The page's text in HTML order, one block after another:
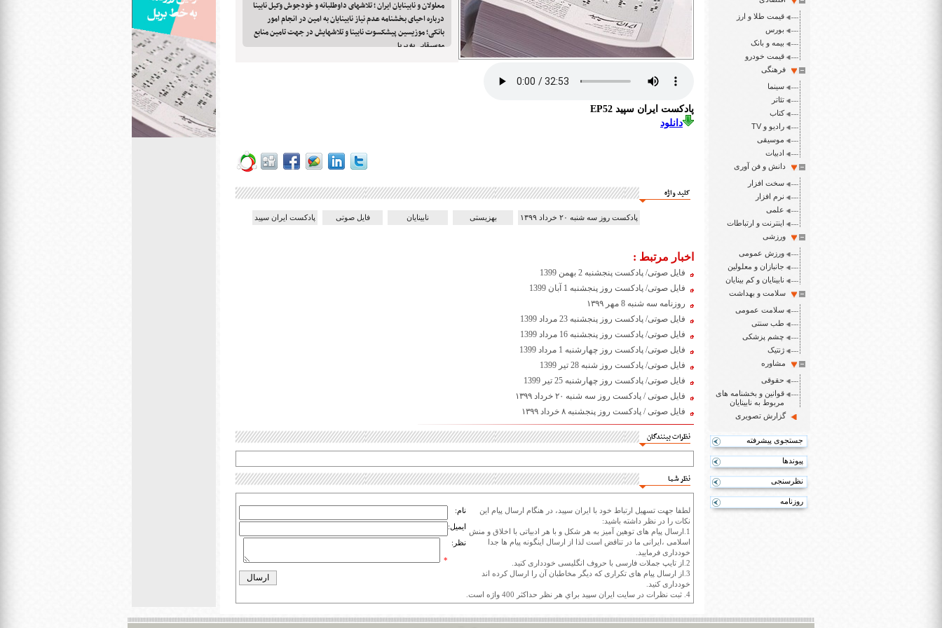
قیمت طلا و ارز
بورس
بیمه و بانک
قیمت خودرو
فرهنگی
سینما
تئاتر
کتاب
رادیو و TV
موسیقی
ادبیات
دانش و فن آوری
سخت افزار
نرم افزار
علمی
اینترنت و ارتباطات
ورزشی
ورزش عمومی
جانبازان و معلولین
نابینایان و کم بینایان
سلامت و بهداشت
سلامت عمومی
طب سنتی
چشم پزشکی
ژنتیک
مشاوره
حقوقی
قوانین و بخشنامه های
مربوط به نابینایان
گزارش تصویری
جستجوی پیشرفته
پیوندها
نظرسنجی
روزنامه
معلولان و نابینایان ایران ؛ تلاشهای داوطلبانه و خودجوش وکیل نابینا
درباره احیای بخشنامه عدم نیاز نابینایان به امین در انجام امور
بانکی؛ موزیسین پیشکسوت نابینا و تلاشهایش در جهت تامین منابع
موسیقایی به بریل
پادکست ایران سپید EP52
دانلود
کلید واژه
پادکست روز سه شنبه ۲۰ خرداد ۱۳۹۹ بهزیستی نابینایان فایل صوتی پادکست ایران سپید
اخبار مرتبط :
فایل صوتی/ پادکست پنجشنبه 2 بهمن 1399
فایل صوتی/ پادکست روز پنجشنبه 1 آبان 1399
روزنامه سه شنبه 8 مهر ۱۳۹۹
فایل صوتی/ پادکست روز پنجشنبه 23 مرداد 1399
فایل صوتی/ پادکست روز پنجشنبه 16 مرداد 1399
فایل صوتی/ پادکست روز چهارشنبه 1 مرداد 1399
فایل صوتی/ پادکست روز شنبه 28 تیر 1399
فایل صوتی/ پادکست روز چهارشنبه 25 تیر 1399
فایل صوتی / پادکست روز سه شنبه ۲۰ خرداد ۱۳۹۹
فایل صوتی / پادکست روز پنجشنبه ۸ خرداد ۱۳۹۹
نظرات بینندگان
نظر شما
لطفا جهت تسهیل ارتباط خود با ایران سپید، در هنگام ارسال پیام این
نکات را در نظر داشته باشید:
1.ارسال پیام های توهین آمیز به هر شکل و با هر ادبیاتی با اخلاق و منش
اسلامی ،ایرانی ما در تناقض است لذا از ارسال اینگونه پیام ها جدا
خودداری فرمایید.
2.از تایپ جملات فارسی با حروف انگلیسی خودداری کنید.
3.از ارسال پیام های تکراری که دیگر مخاطبان آن را ارسال کرده اند
خودداری کنید.
4. ثبت نظرات در سايت ايران سپيد براي هر نظر حداکثر 400 واژه است.
نام:
ایمیل:
نظر:
*